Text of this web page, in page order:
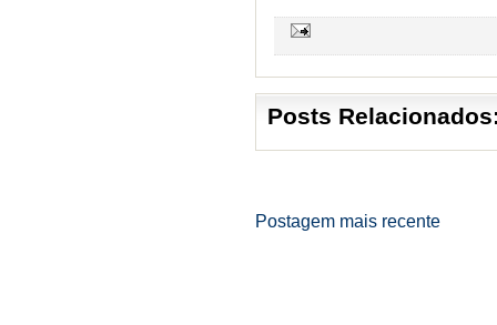
Posts
Postagem mais recente